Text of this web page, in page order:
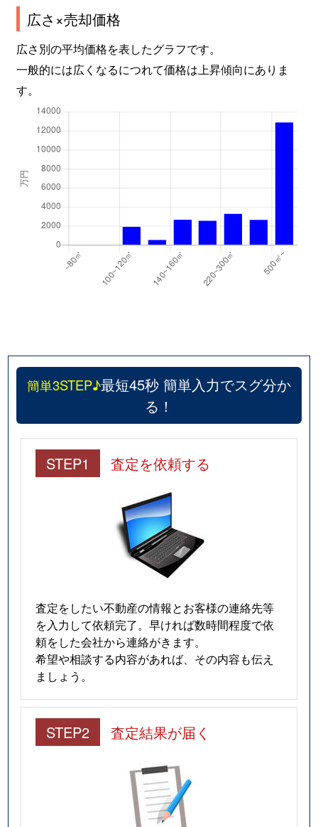
広さ×売却価格
広さ別の平均価格を表したグラフです。
一般的には広くなるにつれて価格は上昇傾向にありま
す。
簡単3STEP♪最短45秒 簡単入力でスグ分か
る！
STEP1 査定を依頼する
査定をしたい不動産の情報とお客様の連絡先等
を入力して依頼完了。早ければ数時間程度で依
頼をした会社から連絡がきます。
希望や相談する内容があれば、その内容も伝え
ましょう。
STEP2 査定結果が届く